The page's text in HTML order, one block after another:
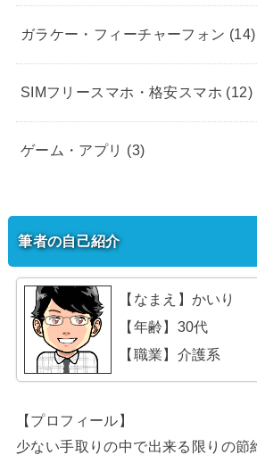
ガラケー・フィーチャーフォン (14)
SIMフリースマホ・格安スマホ (12)
ゲーム・アプリ (3)
筆者の自己紹介
【なまえ】かいり
【年齢】30代
【職業】介護系
【プロフィール】
少ない手取りの中で出来る限りの節